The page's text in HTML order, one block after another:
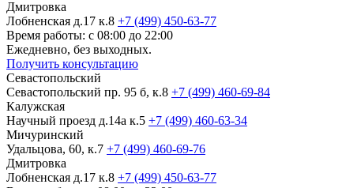
Дмитровка
Лобненская д.17 к.8 +7 (499) 450-63-77
Время работы: с 08:00 до 22:00
Ежедневно, без выходных.
Получить консультацию
Севастопольский
Севастопольский пр. 95 б, к.8 +7 (499) 460-69-84
Калужская
Научный проезд д.14а к.5 +7 (499) 460-63-34
Мичуринский
Удальцова, 60, к.7 +7 (499) 460-69-76
Дмитровка
Лобненская д.17 к.8 +7 (499) 450-63-77